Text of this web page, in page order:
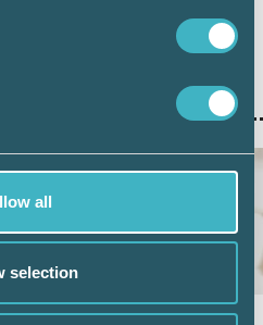
all
selection
digitalt – första gången
en månad. Samtidigt
snabbare handläggning.